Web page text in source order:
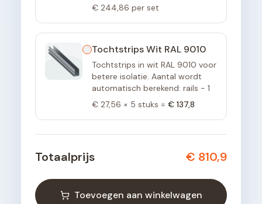
€ 244,86 per set
Tochtstrips Wit RAL 9010
Tochtstrips in wit RAL 9010 voor
betere isolatie. Aantal wordt
automatisch berekend: rails - 1
€ 27,56 × 5 stuks = € 137,8
Totaalprijs € 810,9
Toevoegen aan winkelwagen